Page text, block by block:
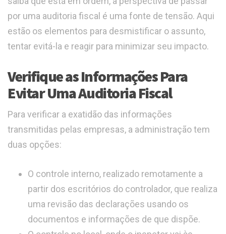
por uma auditoria fiscal é uma fonte de tensão. Aqui
estão os elementos para desmistificar o assunto,
tentar evitá-la e reagir para minimizar seu impacto.
Verifique as Informações Para
Evitar Uma Auditoria Fiscal
Para verificar a exatidão das informações
transmitidas pelas empresas, a administração tem
duas opções:
O controle interno, realizado remotamente a
partir dos escritórios do controlador, que realiza
uma revisão das declarações usando os
documentos e informações de que dispõe.